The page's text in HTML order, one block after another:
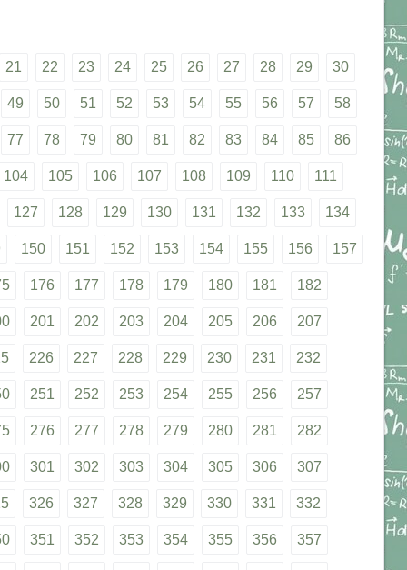
21 22 23 24 25 26 27 28 29 30
49 50 51 52 53 54 55 56 57 58
77 78 79 80 81 82 83 84 85 86
104 105 106 107 108 109 110 111
127 128 129 130 131 132 133 134
150 151 152 153 154 155 156 157
176 177 178 179 180 181 182
201 202 203 204 205 206 207
226 227 228 229 230 231 232
251 252 253 254 255 256 257
276 277 278 279 280 281 282
301 302 303 304 305 306 307
326 327 328 329 330 331 332
351 352 353 354 355 356 357